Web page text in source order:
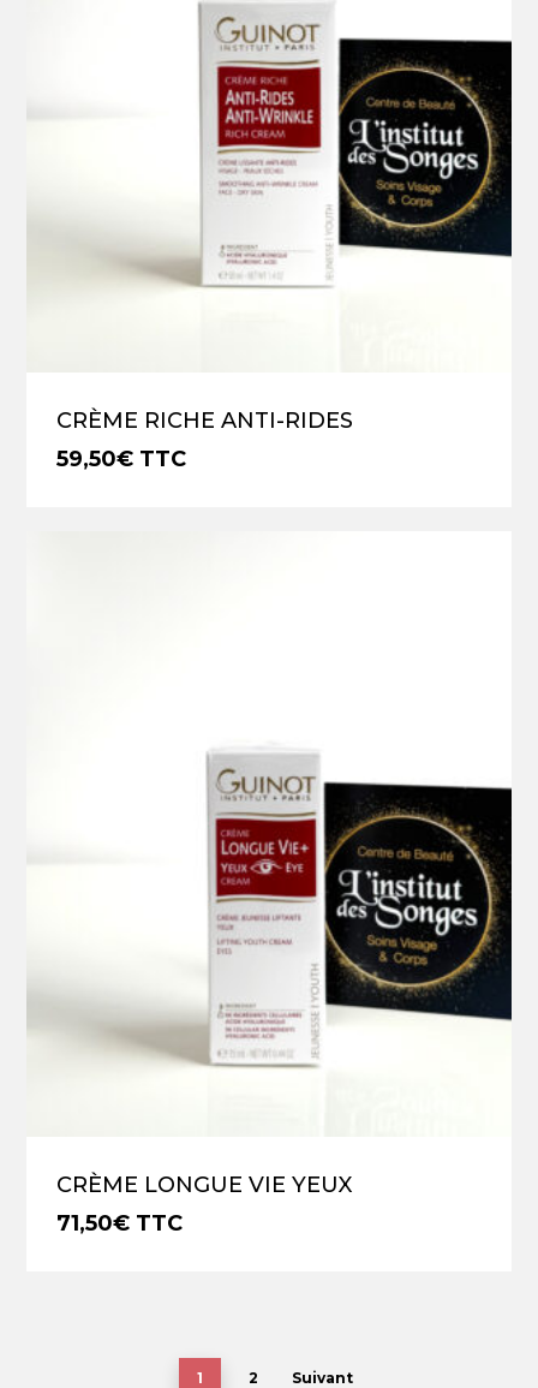
CRÈME RICHE ANTI-RIDES
59,50€ TTC
CRÈME LONGUE VIE YEUX
71,50€ TTC
1 2 Suivant